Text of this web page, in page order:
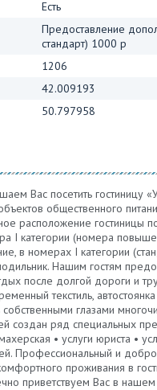
Есть
Предоставление
стандарт) 1000 р
1206
42.009193
50.797958
Вас посетить гостиницу
общественного
расположение гостиницы
I категории (номера
в номерах I категории
Нашим гостям
после долгой дороги и
текстиль,
глазами
создан ряд специальных
• услуги юриста •
Профессиональный и
проживания в
приветствуем Вас в